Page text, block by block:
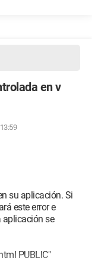
en v
su aplicación. Si
este error e
aplicación se
PUBLIC"